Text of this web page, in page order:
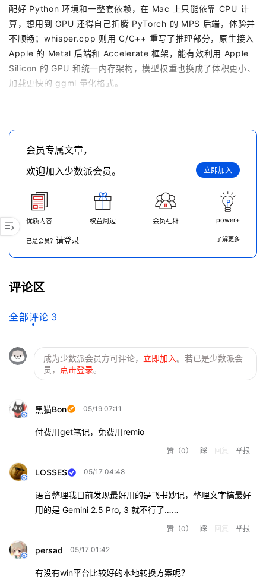
配好 Python 环境和一整套依赖，在 Mac 上只能依靠 CPU 计
算，想用到 GPU 还得自己折腾 PyTorch 的 MPS 后端，体验并
不顺畅；whisper.cpp 则用 C/C++ 重写了推理部分，原生接入
Apple 的 Metal 后端和 Accelerate 框架，能有效利用 Apple
Silicon 的 GPU 和统一内存架构，模型权重也换成了体积更小、
加载更快的 ggml 量化格式。
会员专属文章，
欢迎加入少数派会员。
立即加入
优质内容 权益周边 会员社群 power+
已是会员？ 请登录 了解更多
评论区
全部评论 3
成为少数派会员方可评论， 立即加入。若已是少数派会
员，
点击登录。
黑猫Bon 05/19 07:11
付费用get笔记，免费用remio
赞 （0） 踩 回复 举报
LOSSES 05/17 04:48
语音整理我目前发现最好用的是飞书妙记，整理文字搞最好
用的是 Gemini 2.5 Pro, 3 就不行了……
赞 （0） 踩 回复 举报
persad 05/17 01:42
有没有win平台比较好的本地转换方案呢？